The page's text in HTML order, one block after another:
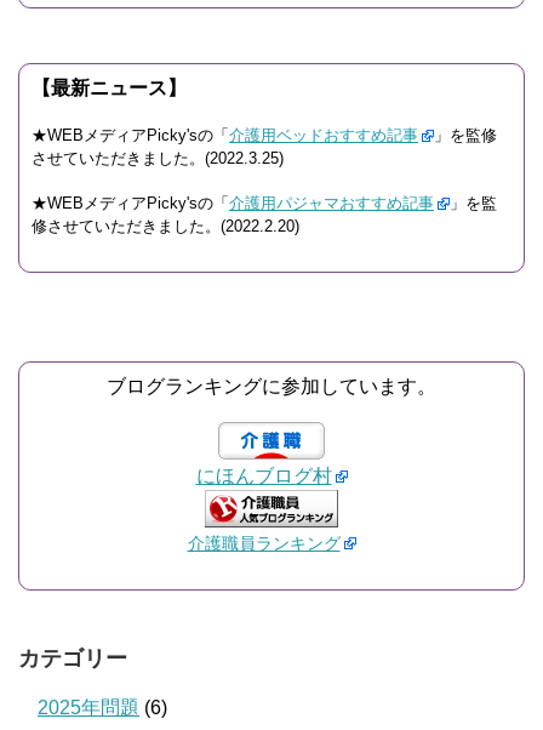
【最新ニュース】
★WEBメディアPicky'sの「 介護用ベッドおすすめ記事
」を監修
させていただきました。(2022.3.25)
★WEBメディアPicky'sの「 介護用パジャマおすすめ記事
」を監
修させていただきました。(2022.2.20)
ブログランキングに参加しています。
にほんブログ村
介護職員ランキング
カテゴリー
2025年問題 (6)